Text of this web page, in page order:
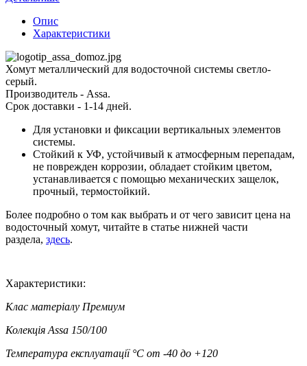
Опис
Характеристики
Хомут металлический для водосточной системы светло-
серый.
Производитель - Assa.
Срок доставки - 1-14 дней.
Для установки и фиксации вертикальных элементов
системы.
Стойкий к УФ, устойчивый к атмосферным перепадам,
не поврежден коррозии, обладает стойким цветом,
устанавливается с помощью механических защелок,
прочный, термостойкий.
Более подробно о том как выбрать и от чего зависит цена на
водосточный хомут, читайте в статье нижней части
раздела, здесь.
Характеристики:
Клас матеріалу Премиум
Колекція Assa 150/100
Температура експлуатації °C от -40 до +120